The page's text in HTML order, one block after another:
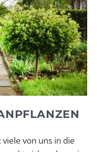
von uns in die